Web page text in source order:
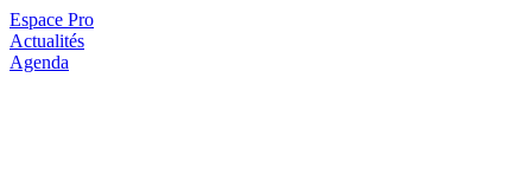
Espace Pro
Actualités
Agenda